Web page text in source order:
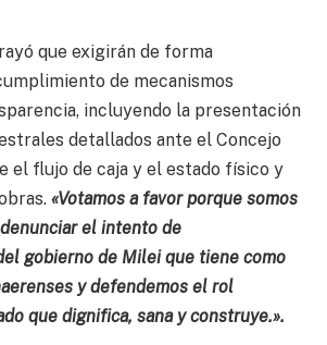
que exigirán de forma
de mecanismos
incluyendo la presentación
detallados ante el Concejo
el flujo de caja y el estado físico y
«Votamos a favor porque somos
el intento de
gobierno de Milei que tiene como
y defendemos el rol
que dignifica, sana y construye.».